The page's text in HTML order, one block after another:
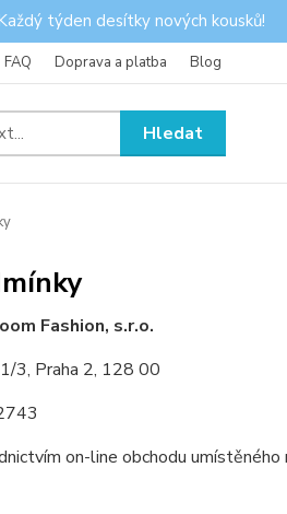
týden desítky nových kousků!
FAQ Doprava a platba Blog
Hledat
Fashion, s.r.o.
3, Praha 2, 128 00
on-line obchodu